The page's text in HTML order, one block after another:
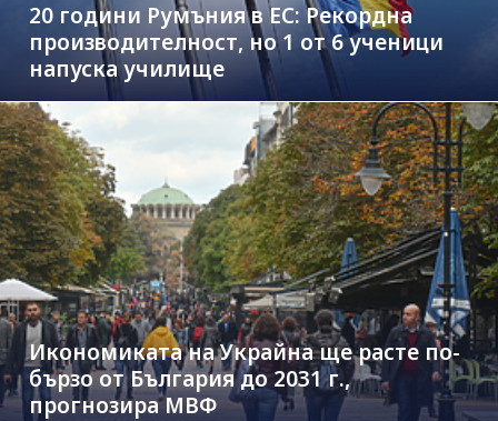
20 години Румъния в ЕС: Рекордна
производителност, но 1 от 6 ученици
напуска училище
Икономиката на Украйна ще расте по-
бързо от България до 2031 г.,
прогнозира МВФ